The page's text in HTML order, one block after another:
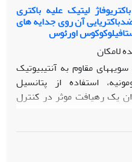
لیتیک علیه باکتری
ضدباکتریایی آن روی جدایه های
اورئوس
لامکان
مقاوم به آنتی­بیوتیک
استفاده از پتانسیل
یک رهیافت­ موثر در کنترل
لیتیک (